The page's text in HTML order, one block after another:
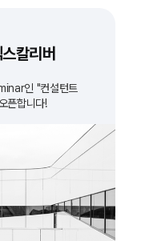
칼리버
인 "컨설턴트
픈합니다!